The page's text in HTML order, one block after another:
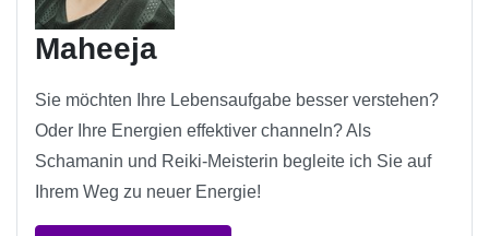
Maheeja
Sie möchten Ihre Lebensaufgabe besser verstehen?
Oder Ihre Energien effektiver channeln? Als
Schamanin und Reiki-Meisterin begleite ich Sie auf
Ihrem Weg zu neuer Energie!